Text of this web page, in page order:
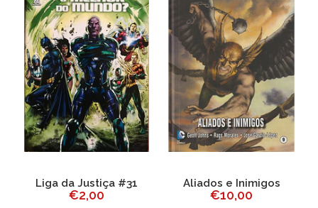
Liga da Justiça #31
€2,00
Aliados e Inimigos
€10,00